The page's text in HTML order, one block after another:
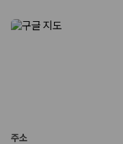
제주렌트카 최저가는 차량
수준을 선택할 수 있습니다.
주소